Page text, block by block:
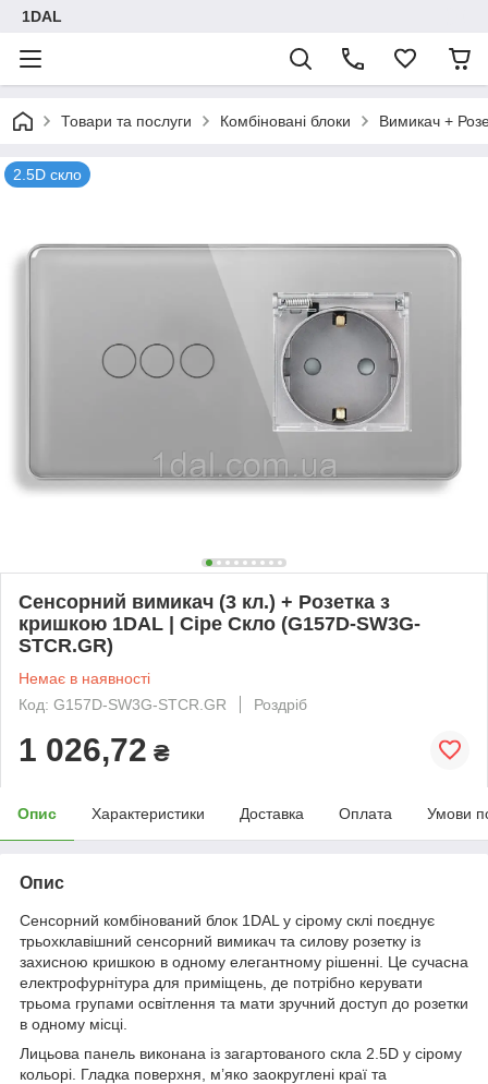
1DAL
Товари та послуги Комбіновані блоки Вимикач +
2.5D скло
Сенсорний вимикач (3 кл.) + Розетка з
кришкою 1DAL | Сіре Скло (G157D-SW3G-
STCR.GR)
Немає в наявності
Код: G157D-SW3G-STCR.GR
Роздріб
1 026,72 ₴
Опис Характеристики Доставка Оплата Умови
Опис
Сенсорний комбінований блок 1DAL у сірому склі поєднує
трьохклавішний сенсорний вимикач та силову розетку із
захисною кришкою в одному елегантному рішенні. Це сучасна
електрофурнітура для приміщень, де потрібно керувати
трьома групами освітлення та мати зручний доступ до розетки
в одному місці.
Лицьова панель виконана із загартованого скла 2.5D у сірому
кольорі. Гладка поверхня, м’яко заокруглені краї та